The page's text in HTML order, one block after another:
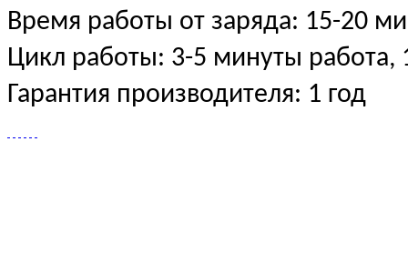
Время работы от заряда: 15-20
Цикл работы: 3-5 минуты работа,
Гарантия производителя: 1 год